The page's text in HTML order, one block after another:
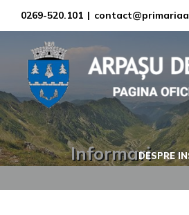
Skip
to
content
0269-520.101 |
DESPRE
Informari